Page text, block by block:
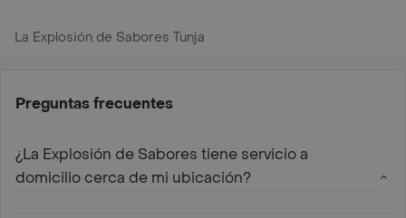
La Explosión de Sabores Tunja
Preguntas frecuentes
¿La Explosión de Sabores tiene servicio a
domicilio cerca de mi ubicación?